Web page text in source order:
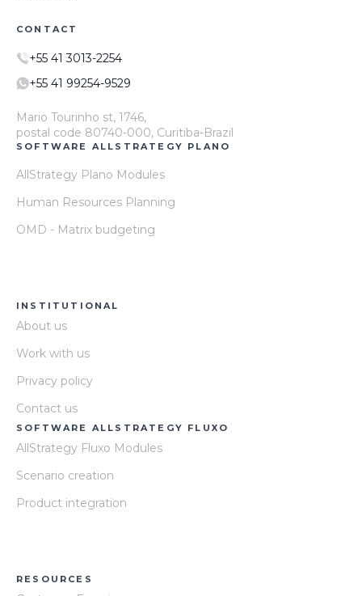
CONTACT
+55 41 3013-2254
+55 41 99254-9529
Mario Tourinho st, 1746,
postal code 80740-000, Curitiba-Brazil
SOFTWARE ALLSTRATEGY PLANO
AllStrategy Plano Modules
Human Resources Planning
OMD - Matrix budgeting
INSTITUTIONAL
About us
Work with us
Privacy policy
Contact us
SOFTWARE ALLSTRATEGY FLUXO
AllStrategy Fluxo Modules
Scenario creation
Product integration
RESOURCES